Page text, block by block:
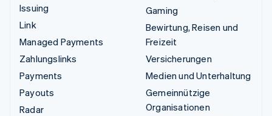
Issuing
Link
Managed Payments
Zahlungslinks
Payments
Payouts
Radar
Gaming
Bewirtung, Reisen und
Freizeit
Versicherungen
Medien und Unterhaltung
Gemeinnützige
Organisationen